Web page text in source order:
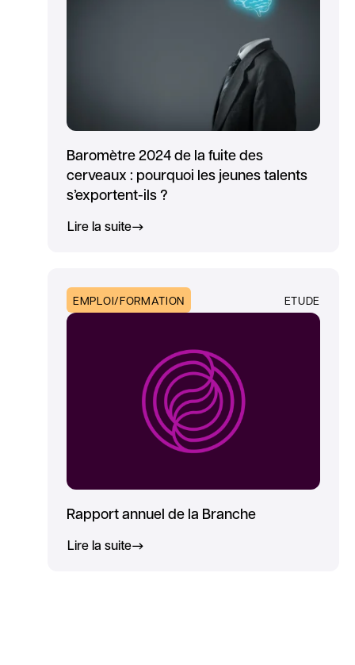
Baromètre 2024 de la fuite des
cerveaux : pourquoi les jeunes talents
s’exportent-ils ?
Lire la suite
EMPLOI/FORMATION ETUDE
Rapport annuel de la Branche
Lire la suite